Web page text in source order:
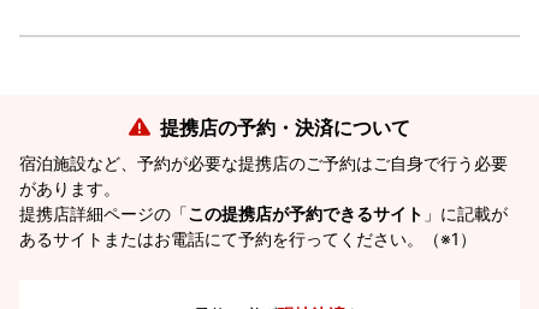
提携店の予約・決済について
宿泊施設など、予約が必要な提携店のご予約はご自身で行う必要
があります。
提携店詳細ページの「この提携店が予約できるサイト 」に記載が
あるサイトまたはお電話にて予約を行ってください。（※1）